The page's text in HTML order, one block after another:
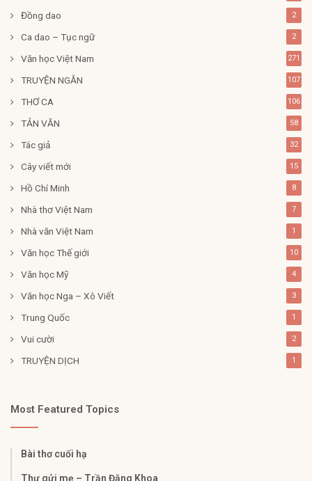
Đồng dao 2
Ca dao – Tục ngữ 2
Văn học Việt Nam 271
TRUYỆN NGẮN 107
THƠ CA 106
TẢN VĂN 58
Tác giả 32
Cây viết mới 15
Hồ Chí Minh 8
Nhà thơ Việt Nam 7
Nhà văn Việt Nam 1
Văn học Thế giới 10
Văn học Mỹ 4
Văn học Nga – Xô Viết 3
Trung Quốc 1
Vui cười 2
TRUYỆN DỊCH 1
Most Featured Topics
Bài thơ cuối hạ
Thư gửi mẹ – Trần Đăng Khoa